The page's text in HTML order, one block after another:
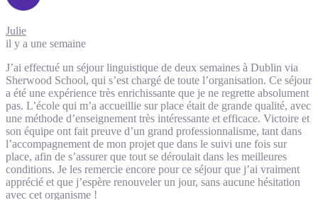
Julie
il y a une semaine
J’ai effectué un séjour linguistique de deux semaines à Dublin via
Sherwood School, qui s’est chargé de toute l’organisation. Ce séjour
a été une expérience très enrichissante que je ne regrette absolument
pas. L’école qui m’a accueillie sur place était de grande qualité, avec
une méthode d’enseignement très intéressante et efficace. Victoire et
son équipe ont fait preuve d’un grand professionnalisme, tant dans
l’accompagnement de mon projet que dans le suivi une fois sur
place, afin de s’assurer que tout se déroulait dans les meilleures
conditions. Je les remercie encore pour ce séjour que j’ai vraiment
apprécié et que j’espère renouveler un jour, sans aucune hésitation
avec cet organisme !